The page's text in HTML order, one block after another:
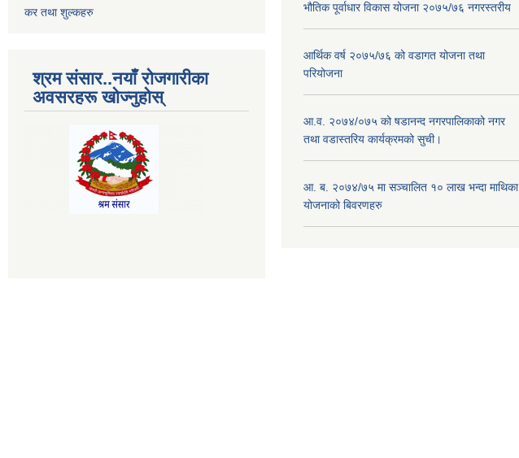
कर तथा शुल्कहरु
श्रम संसार..नयाँ रोजगारीका
अवसरहरू खोज्नुहोस्
भौतिक पूर्वाधार विकास योजना २०७५/७६ नगरस्तरीय
आर्थिक वर्ष २०७५/७६ को वडागत योजना तथा
परियोजना
आ.व. २०७४/०७५ को षडानन्द नगरपालिकाको नगर
तथा वडास्तरिय कार्यक्रमको सुची।
आ. ब. २०७४/७५ मा सञ्चालित १० लाख भन्दा माथिका
योजनाको बिवरणहरु